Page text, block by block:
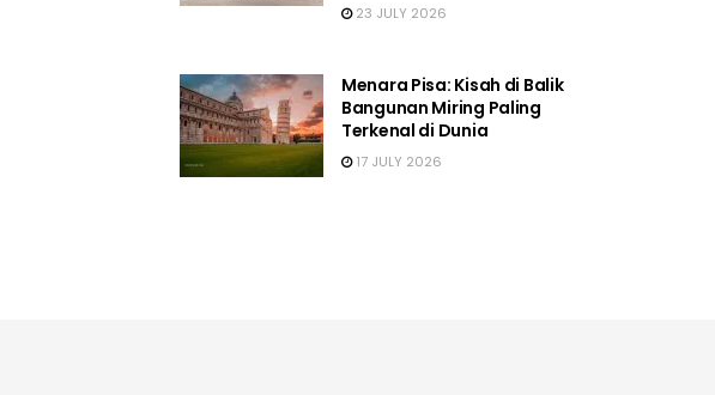
23 JULY 2026
Menara Pisa: Kisah di Balik
Bangunan Miring Paling
Terkenal di Dunia
17 JULY 2026